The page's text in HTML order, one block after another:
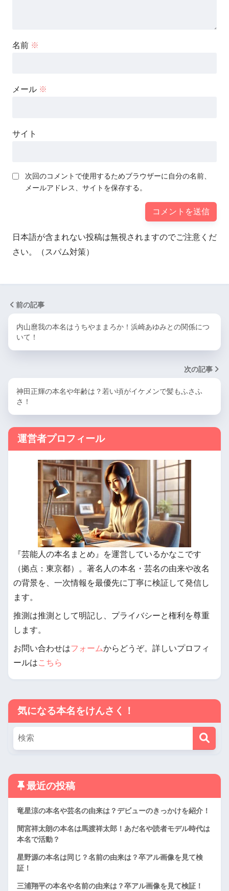
名前 ※
メール ※
サイト
次回のコメントで使用するためブラウザーに自分の名前、
メールアドレス、サイトを保存する。
日本語が含まれない投稿は無視されますのでご注意くだ
さい。（スパム対策）
前の記事
内山麿我の本名はうちやままろか！浜崎あゆみとの関係につ
いて！
次の記事
神田正輝の本名や年齢は？若い頃がイケメンで髪もふさふ
さ！
運営者プロフィール
『芸能人の本名まとめ』を運営しているかなこです
（拠点：東京都）。著名人の本名・芸名の由来や改名
の背景を、一次情報を最優先に丁寧に検証して発信し
ます。
推測は推測として明記し、プライバシーと権利を尊重
します。
お問い合わせはフォームからどうぞ。詳しいプロフィ
ールはこちら
気になる本名をけんさく！
最近の投稿
竜星涼の本名や芸名の由来は？デビューのきっかけを紹介！
間宮祥太朗の本名は馬渡祥太郎！あだ名や読者モデル時代は
本名で活動？
星野源の本名は同じ？名前の由来は？卒アル画像を見て検
証！
三浦翔平の本名や名前の由来は？卒アル画像を見て検証！